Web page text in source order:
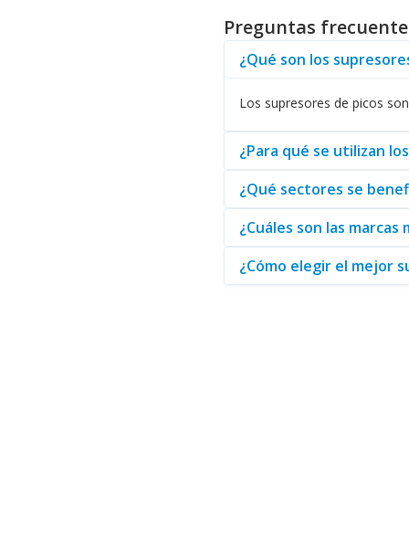
¿Qué opciones de supresores
En nuestro catálogo, su
Supresores de Picos
Supresores de Picos FURMAN
Supresores de Picos APC-
Supresores de Picos POWER-
Supresores de Picos
Supresores de Picos PANAMAX
Adquiera unsupresor de picos
empresa. ¡No espere más,
Preguntas
¿Qué son los
Los supresores de picos
¿Para qué se utilizan
¿Qué sectores se
¿Cuáles son las
¿Cómo elegir el mejor